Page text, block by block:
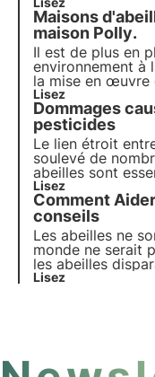
sur les abeilles
voici une liste de
bibliothèque si
Maisons
maison Polly.
Il est de plus en
environnement à
la mise en œuvre
très utile pour les
pouvez non
sauvent les
abeilles
Lisez
Dommages
pesticides
Le lien étroit
soulevé de
abeilles sont
pollinisation
nécessité d'une
cultures peut
et de
Lisez
Comment
conseils
Les abeilles ne
monde ne serait
les abeilles
terre. Les
Lisez